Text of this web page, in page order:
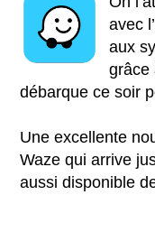
avec
aux
grâce
débarque ce soir
Une excellente
Waze qui arrive
aussi disponible